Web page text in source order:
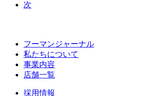
次
フーマンジャーナル
私たちについて
事業内容
店舗一覧
採用情報